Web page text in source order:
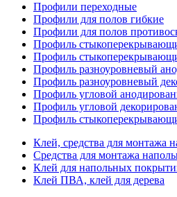
Профили переходные
Профили для полов гибкие
Профили для полов
Профиль
Профиль
Профиль разноуровневый
Профиль разноуровневый
Профиль угловой
Профиль угловой
Профиль
Клей, средства для монтажа
Средства для монтажа
Клей для напольных
Клей ПВА, клей для дерева